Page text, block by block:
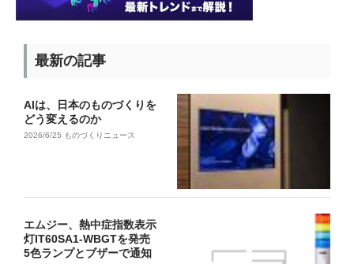
最新の記事
AIは、日本のものづくりを
どう変えるのか
2026/6/25 ものづくりニュース
エムジー、熱中症指数表示
灯IT60SA1-WBGTを発売
5色ランプとブザーで通知